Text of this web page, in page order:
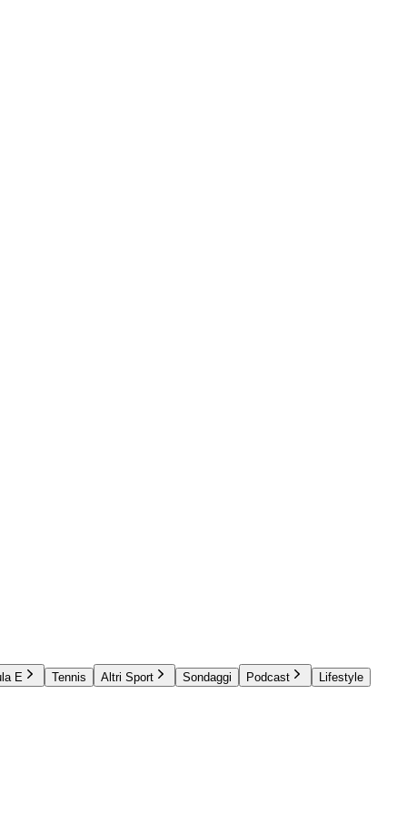
E Tennis Altri Sport Sondaggi Podcast Lifestyle